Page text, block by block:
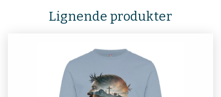
Lignende produkter